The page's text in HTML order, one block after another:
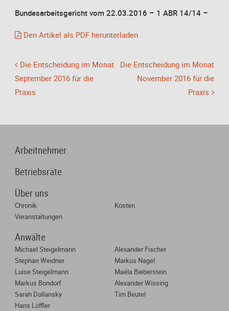
Bundesarbeitsgericht vom 22.03.2016 – 1 ABR 14/14 –
Den Artikel als PDF herunterladen
Die Entscheidung im Monat
September 2016 für die
Praxis
Die Entscheidung im Monat
November 2016 für die
Praxis
Arbeitnehmer
Betriebsräte
Über uns
Chronik
Kosten
Veranstaltungen
Anwälte
Michael Steigelmann
Alexander Fischer
Stephan Weidner
Markus Nagel
Luise Steigelmann
Maëla Bieberstein
Markus Bondorf
Alexander Wissing
Sarah Dollansky
Tim Beutel
Hans Löffler